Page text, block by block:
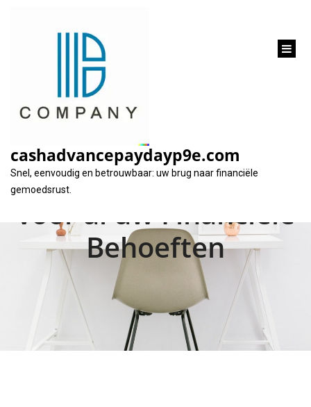
cashadvancepaydayp9e.com
Snel, eenvoudig en betrouwbaar: uw brug naar financiële
gemoedsrust.
Flexibel en
Betrouwbaar:
Santander Lenen
voor al uw Financiële
Behoeften